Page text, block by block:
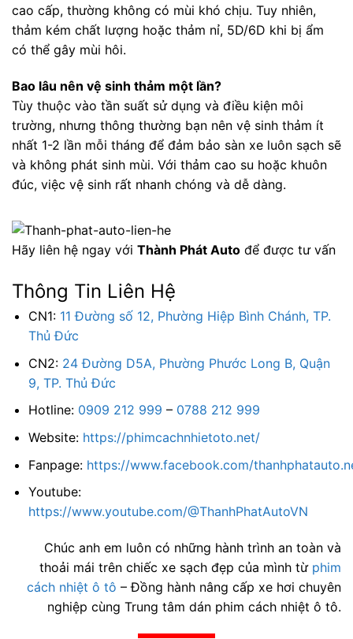
cao cấp, thường không có mùi khó chịu. Tuy nhiên,
thảm kém chất lượng hoặc thảm nỉ, 5D/6D khi bị ẩm
có thể gây mùi hôi.
Bao lâu nên vệ sinh thảm một lần?
Tùy thuộc vào tần suất sử dụng và điều kiện môi
trường, nhưng thông thường bạn nên vệ sinh thảm ít
nhất 1-2 lần mỗi tháng để đảm bảo sàn xe luôn sạch sẽ
và không phát sinh mùi. Với thảm cao su hoặc khuôn
đúc, việc vệ sinh rất nhanh chóng và dễ dàng.
Hãy liên hệ ngay với Thành Phát Auto để được tư vấn
Thông Tin Liên Hệ
CN1: 11 Đường số 12, Phường Hiệp Bình Chánh, TP.
Thủ Đức
CN2: 24 Đường D5A, Phường Phước Long B, Quận
9, TP. Thủ Đức
Hotline: 0909 212 999 – 0788 212 999
Website: https://phimcachnhietoto.net/
Fanpage: https://www.facebook.com/
Youtube:
https://www.youtube.com/@ThanhPhatAutoVN
Chúc anh em luôn có những hành trình an toàn và
thoải mái trên chiếc xe sạch đẹp của mình từ phim
cách nhiệt ô tô – Đồng hành nâng cấp xe hơi chuyên
nghiệp cùng Trung tâm dán phim cách nhiệt ô tô.